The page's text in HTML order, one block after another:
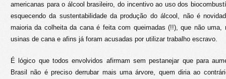
americanas para o álcool brasileiro, do incentivo ao uso dos
esquecendo da sustentabilidade da produção do álcool, não é
maioria da colheita da cana é feita com queimadas (!!), que não uma,
usinas de cana e afins já foram acusadas por utilizar trabalho escravo.
É lógico que todos envolvidos afirmam sem pestanejar que para
Brasil não é preciso derrubar mais uma árvore, quem diria ao